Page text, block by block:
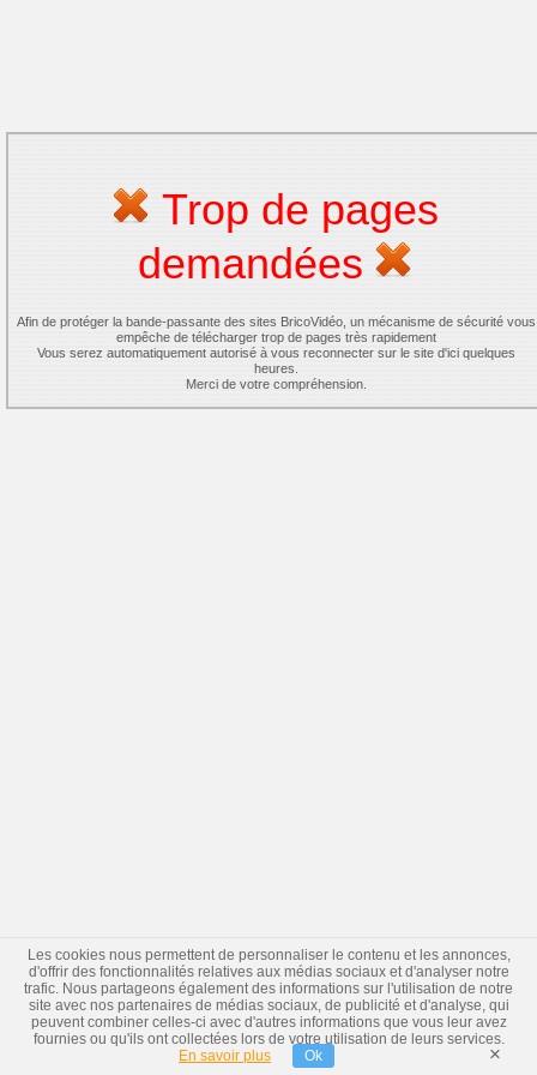
Trop de pages
demandées
Afin de protéger la bande-passante des sites BricoVidéo, un mécanisme de sécurité vous
empêche de télécharger trop de pages très rapidement
Vous serez automatiquement autorisé à vous reconnecter sur le site d'ici quelques
heures.
Merci de votre compréhension.
Les cookies nous permettent de personnaliser le contenu et les annonces,
d'offrir des fonctionnalités relatives aux médias sociaux et d'analyser notre
trafic. Nous partageons également des informations sur l'utilisation de notre
site avec nos partenaires de médias sociaux, de publicité et d'analyse, qui
peuvent combiner celles-ci avec d'autres informations que vous leur avez
fournies ou qu'ils ont collectées lors de votre utilisation de leurs services.
En savoir plus
Ok ×